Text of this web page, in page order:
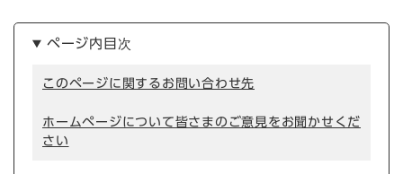
ページ内目次
このページに関するお問い合わせ先
ホームページについて皆さまのご意見をお聞かせくだ
さい